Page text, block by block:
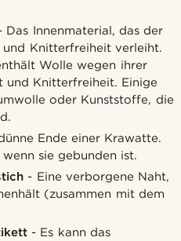
Das Innenmaterial, das der
Knitterfreiheit verleiht.
Wolle wegen ihrer
und Knitterfreiheit. Einige
oder Kunststoffe, die
Ende einer Krawatte.
sie gebunden ist.
- Eine verborgene Naht,
(zusammen mit dem
- Es kann das